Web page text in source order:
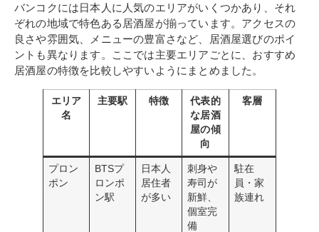
バンコクには日本人に人気のエリアがいくつかあり、それ
ぞれの地域で特色ある居酒屋が揃っています。アクセスの
良さや雰囲気、メニューの豊富さなど、居酒屋選びのポイ
ントも異なります。ここでは主要エリアごとに、おすすめ
居酒屋の特徴を比較しやすいようにまとめました。
エリア
名
主要駅 特徴
代表的
な居酒
屋の傾
向
客層
プロン
ポン
BTSプ
ロンポ
ン駅
日本人
居住者
が多い
刺身や
寿司が
新鮮、
個室完
備
駐在
員・家
族連れ